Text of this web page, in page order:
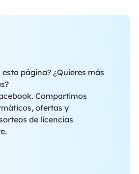
esta página? ¿Quieres más
Compartimos
ofertas y
de licencias